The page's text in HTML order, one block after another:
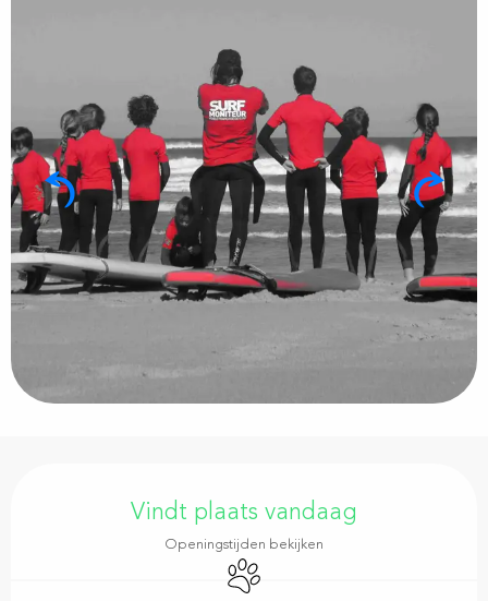
Vindt plaats vandaag
Openingstijden bekijken
Dieren toegelaten